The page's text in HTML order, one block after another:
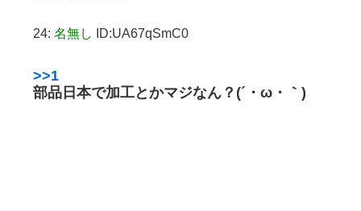
24: 名無し ID:UA67qSmC0
>>1
部品日本で加工とかマジなん？(´・ω・｀)